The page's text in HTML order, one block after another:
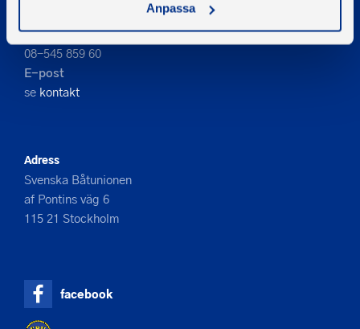
Anpassa
Telefon
08-545 859 60
E-post
se kontakt
Adress
Svenska Båtunionen
af Pontins väg 6
115 21 Stockholm
facebook